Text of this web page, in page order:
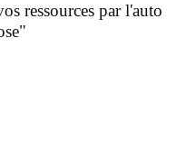
ressources par l'auto